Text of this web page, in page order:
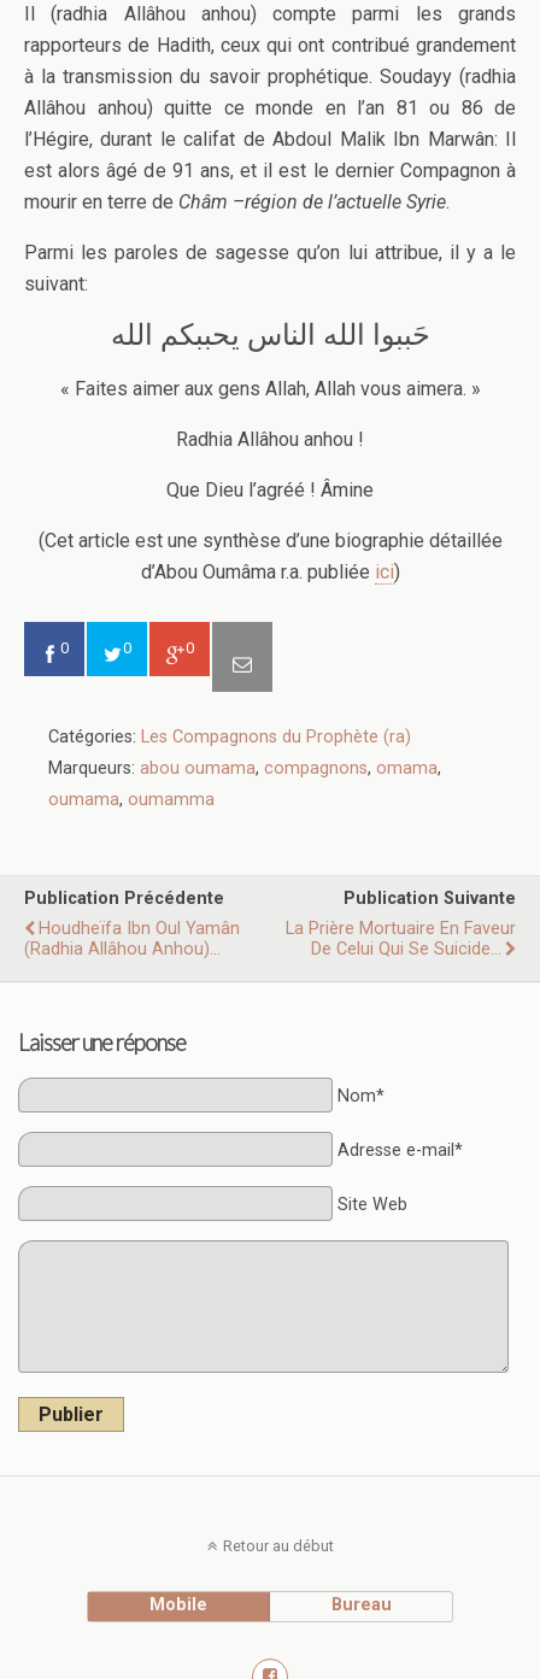
Il (radhia Allâhou anhou) compte parmi les grands
rapporteurs de Hadith, ceux qui ont contribué grandement
à la transmission du savoir prophétique. Soudayy (radhia
Allâhou anhou) quitte ce monde en l’an 81 ou 86 de
l’Hégire, durant le califat de Abdoul Malik Ibn Marwân: Il
est alors âgé de 91 ans, et il est le dernier Compagnon à
mourir en terre de Châm –région de l’actuelle Syrie.
Parmi les paroles de sagesse qu’on lui attribue, il y a le
suivant:
حَببوا الله الناس يحببكم الله
« Faites aimer aux gens Allah, Allah vous aimera. »
Radhia Allâhou anhou !
Que Dieu l’agréé ! Âmine
(Cet article est une synthèse d’une biographie détaillée
d’Abou Oumâma r.a. publiée ici)
0 0 0
Catégories: Les Compagnons du Prophète (ra)
Marqueurs: abou oumama, compagnons, omama,
oumama, oumamma
Publication Précédente
Houdheïfa Ibn Oul Yamân
(radhia Allâhou Anhou)...
Publication Suivante
La Prière Mortuaire En Faveur
De Celui Qui Se Suicide...
Laisser une réponse
Nom*
Adresse e-mail*
Site Web
Publier
Retour au début
Mobile Bureau